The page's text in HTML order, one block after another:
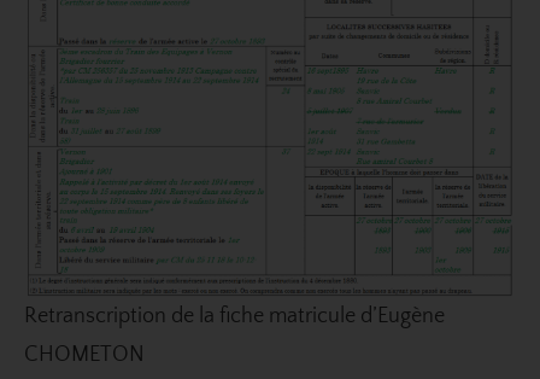
Retranscription de la fiche matricule d’Eugène
CHOMETON